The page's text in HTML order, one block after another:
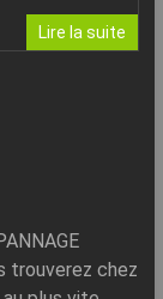
Lire la suite
trouverez chez